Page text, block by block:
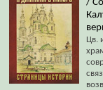
/
Цв.